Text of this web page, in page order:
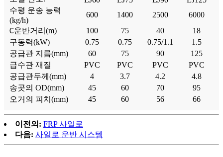
수평 운송 능력
(kg/h)
600 1400 2500 6000
C운반거리(m) 100 75 40
18
구동력(kW)
0.75 0.75 0.75/1.1
1.5
공급관 지름(mm)
60 75 90
125
급수관 재질
PVC PVC PVC
PVC
공급관두께(mm)
4 3.7 4.2
4.8
송곳의 OD(mm)
45 60 70
95
오거의 피치(mm)
45 60 56 66
이전의: FRP 사일로
다음: 사일로 운반 시스템